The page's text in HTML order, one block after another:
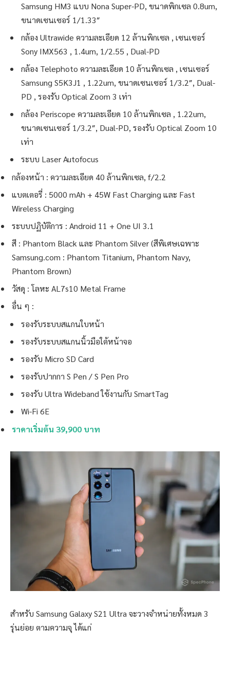
Samsung HM3 แบบ Nona Super-PD, ขนาดพิกเซล 0.8um,
ขนาดเซนเซอร์ 1/1.33″
กล้อง Ultrawide ความละเอียด 12 ล้านพิกเซล , เซนเซอร์
Sony IMX563 , 1.4um, 1/2.55 , Dual-PD
กล้อง Telephoto ความละเอียด 10 ล้านพิกเซล , เซนเซอร์
Samsung S5K3J1 , 1.22um, ขนาดเซนเซอร์ 1/3.2″, Dual-
PD , รองรับ Optical Zoom 3 เท่า
กล้อง Periscope ความละเอียด 10 ล้านพิกเซล , 1.22um,
ขนาดเซนเซอร์ 1/3.2″, Dual-PD, รองรับ Optical Zoom 10
เท่า
ระบบ Laser Autofocus
กล้องหน้า : ความละเอียด 40 ล้านพิกเซล, f/2.2
แบตเตอรี่ : 5000 mAh + 45W Fast Charging และ Fast
Wireless Charging
ระบบปฏิบัติการ : Android 11 + One UI 3.1
สี : Phantom Black และ Phantom Silver (สีพิเศษเฉพาะ
Samsung.com : Phantom Titanium, Phantom Navy,
Phantom Brown)
วัสดุ : โลหะ AL7s10 Metal Frame
อื่น ๆ :
รองรับระบบสแกนใบหน้า
รองรับระบบสแกนนิ้วมือใต้หน้าจอ
รองรับ Micro SD Card
รองรับปากกา S Pen / S Pen Pro
รองรับ Ultra Wideband ใช้งานกับ SmartTag
Wi-Fi 6E
ราคาเริ่มต้น 39,900 บาท
สำหรับ Samsung Galaxy S21 Ultra จะวางจำหน่ายทั้งหมด 3
รุ่นย่อย ตามความจุ ได้แก่